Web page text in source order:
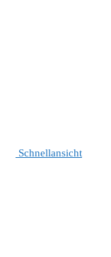
Schnellansicht